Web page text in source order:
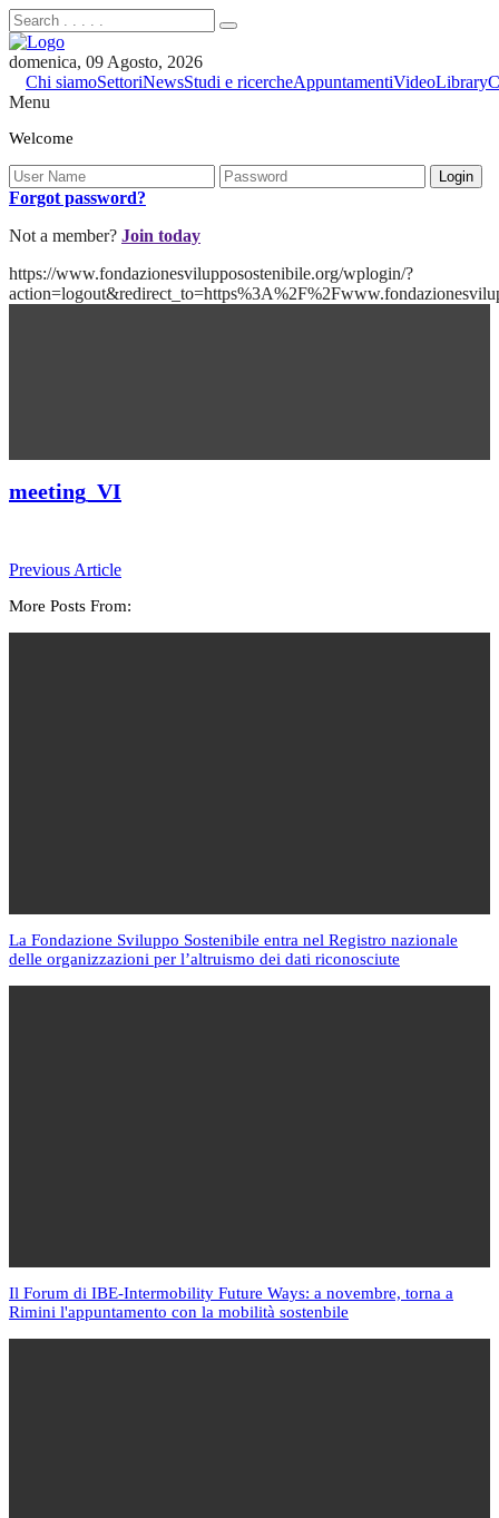
domenica, 09 Agosto, 2026
Chi siamoSettoriNewsStudi e ricercheAppuntamentiVideoLibrary
Menu
Welcome
Forgot password?
Not a member? Join today
https://www.fondazionesvilupposostenibile.org/wplogin/?
meeting_VI
Previous Article
More Posts From:
La Fondazione Sviluppo Sostenibile entra nel Registro nazionale
delle organizzazioni per l’altruismo dei dati riconosciute
Il Forum di IBE-Intermobility Future Ways: a novembre, torna a
Rimini l'appuntamento con la mobilità sostenbile